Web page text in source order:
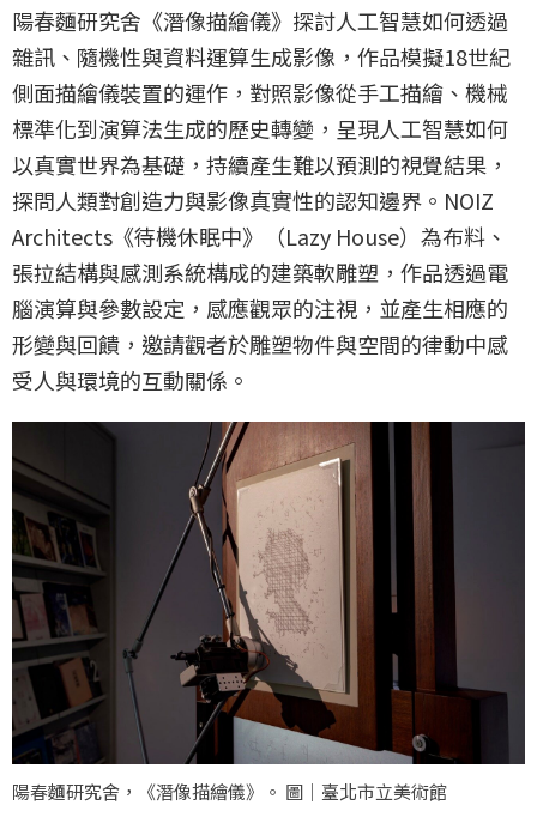
陽春麵研究舍《潛像描繪儀》探討人工智慧如何透過
雜訊、隨機性與資料運算生成影像，作品模擬18世紀
側面描繪儀裝置的運作，對照影像從手工描繪、機械
標準化到演算法生成的歷史轉變，呈現人工智慧如何
以真實世界為基礎，持續產生難以預測的視覺結果，
探問人類對創造力與影像真實性的認知邊界。NOIZ
Architects《待機休眠中》（Lazy House）為布料、
張拉結構與感測系統構成的建築軟雕塑，作品透過電
腦演算與參數設定，感應觀眾的注視，並產生相應的
形變與回饋，邀請觀者於雕塑物件與空間的律動中感
受人與環境的互動關係。
陽春麵研究舍，《潛像描繪儀》。 圖｜臺北市立美術館